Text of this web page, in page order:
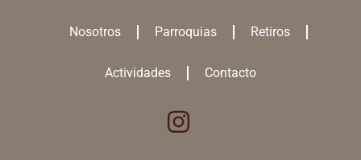
Nosotros Parroquias Retiros
Actividades Contacto